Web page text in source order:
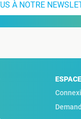
À NOTRE